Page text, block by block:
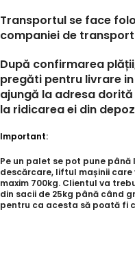
Transportul se face
companiei de
După confirmarea
pregăti pentru livrare
ajungă la adresa
la ridicarea ei din
Important:
Pe un palet se pot pune până
descărcare, liftul mașinii
maxim 700kg. Clientul va
din sacii de 25kg până când
pentru ca acesta să poată fi